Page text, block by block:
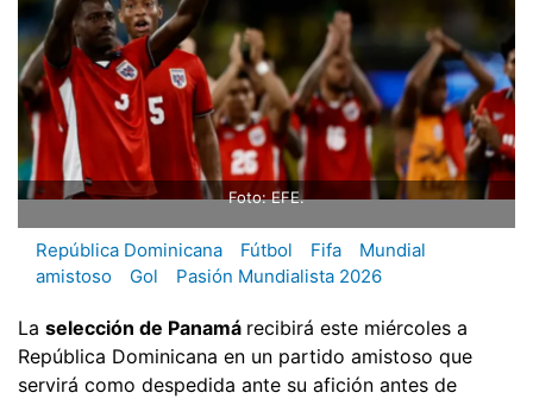
Foto: EFE.
República Dominicana Fútbol Fifa
Mundial
amistoso
Gol Pasión Mundialista 2026
La selección de Panamá recibirá este miércoles a
República Dominicana en un partido amistoso que
servirá como despedida ante su afición antes de